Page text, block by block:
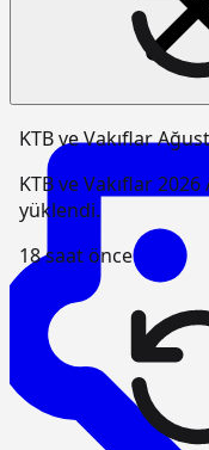
KTB ve Vakıflar
KTB ve Vakıflar
yüklendi.
18 saat önce